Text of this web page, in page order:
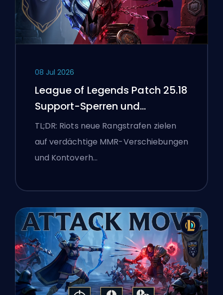
08 Jul 2026
League of Legends Patch 25.18
Support-Sperren und
Boosting-Flaggen
TL;DR: Riots neue Rangstrafen zielen
auf verdächtige MMR-Verschiebungen
und Kontoverh…